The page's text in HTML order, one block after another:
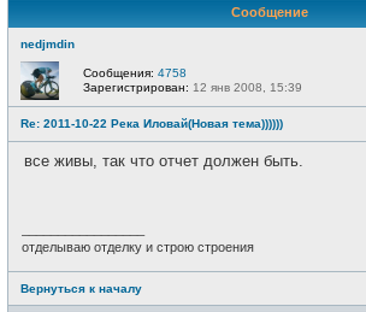
Сообщение
nedjmdin
Сообщения: 4758
Зарегистрирован: 12 янв 2008, 15:39
Re: 2011-10-22 Река Иловай(Новая тема))))))
все живы, так что отчет должен быть.
отделываю отделку и строю строения
Вернуться к началу